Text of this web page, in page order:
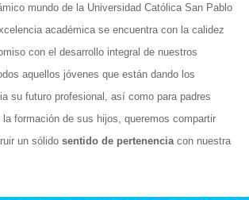
mundo de la Universidad Católica San Pablo
académica se encuentra con la calidez
con el desarrollo integral de nuestros
aquellos jóvenes que están dando los
su futuro profesional, así como para padres
formación de sus hijos, queremos compartir
un sólido sentido de pertenencia con nuestra